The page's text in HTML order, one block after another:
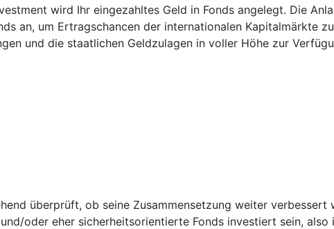
wird Ihr eingezahltes Geld in Fonds angelegt. Die
an, um Ertragschancen der internationalen Kapitalmärkte
und die staatlichen Geldzulagen in voller Höhe zur
überprüft, ob seine Zusammensetzung weiter verbessert
oder eher sicherheitsorientierte Fonds investiert sein,